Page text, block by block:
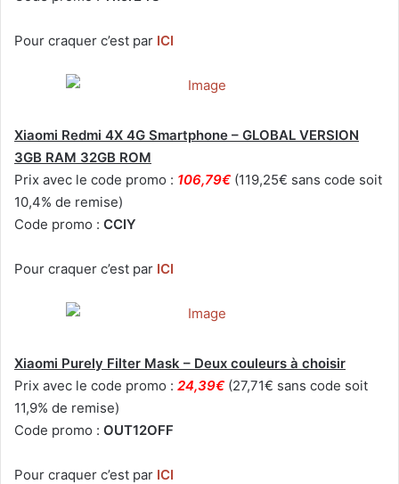
Pour craquer c’est par ICI
Xiaomi Redmi 4X 4G Smartphone – GLOBAL VERSION
3GB RAM 32GB ROM
Prix avec le code promo : 106,79€ (119,25€ sans code soit
10,4% de remise)
Code promo : CCIY
Pour craquer c’est par ICI
Xiaomi Purely Filter Mask – Deux couleurs à choisir
Prix avec le code promo : 24,39€ (27,71€ sans code soit
11,9% de remise)
Code promo : OUT12OFF
Pour craquer c’est par ICI